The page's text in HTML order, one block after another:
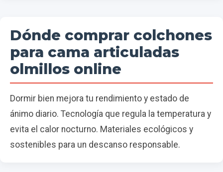
Dónde comprar colchones
para cama articuladas
olmillos online
Dormir bien mejora tu rendimiento y estado de
ánimo diario. Tecnología que regula la temperatura y
evita el calor nocturno. Materiales ecológicos y
sostenibles para un descanso responsable.